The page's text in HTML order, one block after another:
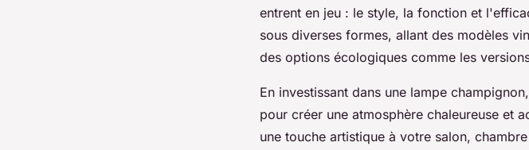
entrent en jeu : le style, la fonction et
sous diverses formes, allant des modèles
des options écologiques comme les
En investissant dans une lampe
pour créer une atmosphère chaleureuse et
une touche artistique à votre salon,